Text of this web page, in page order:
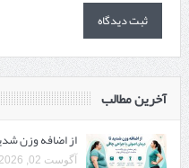
آخرین مطالب
از اضافه وزن
آگوست 02, 2026